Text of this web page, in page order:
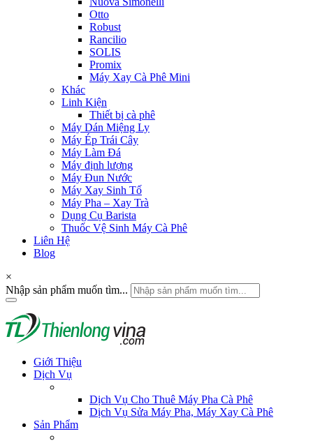
Otto
Robust
Rancilio
SOLIS
Promix
Máy Xay Cà Phê Mini
Khác
Linh Kiện
Thiết bị cà phê
Máy Dán Miệng Ly
Máy Ép Trái Cây
Máy Làm Đá
Máy định lượng
Máy Đun Nước
Máy Xay Sinh Tố
Máy Pha – Xay Trà
Dụng Cụ Barista
Thuốc Vệ Sinh Máy Cà Phê
Liên Hệ
Blog
×
Nhập sản phẩm muốn tìm...
Giới Thiệu
Dịch Vụ
Dịch Vụ Cho Thuê Máy Pha Cà Phê
Dịch Vụ Sửa Máy Pha, Máy Xay Cà Phê
Sản Phẩm